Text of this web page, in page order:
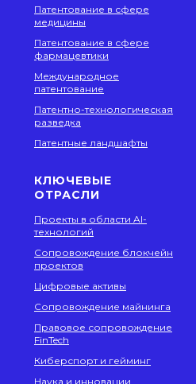
Патентование в сфере
медицины
Патентование в сфере
фармацевтики
Международное
патентование
Патентно-технологическая
разведка
Патентные ландшафты
КЛЮЧЕВЫЕ
ОТРАСЛИ
Проекты в области AI-
технологий
Сопровождение блокчейн
проектов
Цифровые активы
Сопровождение майнинга
Правовое сопровождение
FinTech
Киберспорт и гейминг
Наука и инновации